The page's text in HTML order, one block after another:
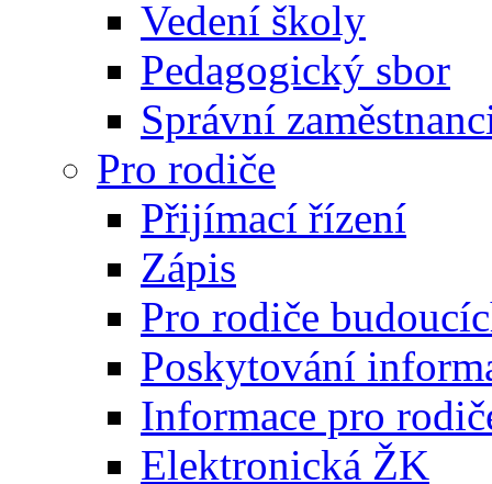
Vedení školy
Pedagogický sbor
Správní
Pro rodiče
Přijímací řízení
Zápis
Pro rodiče
Poskytování
Informace pro
Elektronická ŽK